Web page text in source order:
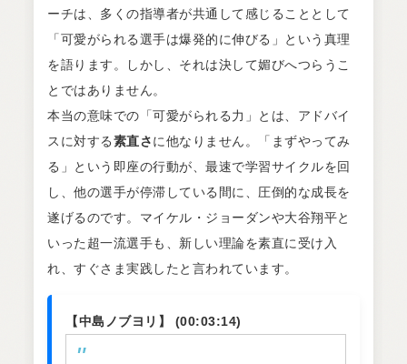
ーチは、多くの指導者が共通して感じることとして
「可愛がられる選手は爆発的に伸びる」という真理
を語ります。しかし、それは決して媚びへつらうこ
とではありません。
本当の意味での「可愛がられる力」とは、アドバイ
スに対する素直さに他なりません。「まずやってみ
る」という即座の行動が、最速で学習サイクルを回
し、他の選手が停滞している間に、圧倒的な成長を
遂げるのです。マイケル・ジョーダンや大谷翔平と
いった超一流選手も、新しい理論を素直に受け入
れ、すぐさま実践したと言われています。
【中島ノブヨリ】 (00:03:14)